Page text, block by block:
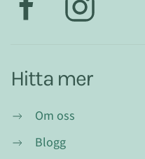
Hitta mer
Om oss
Blogg